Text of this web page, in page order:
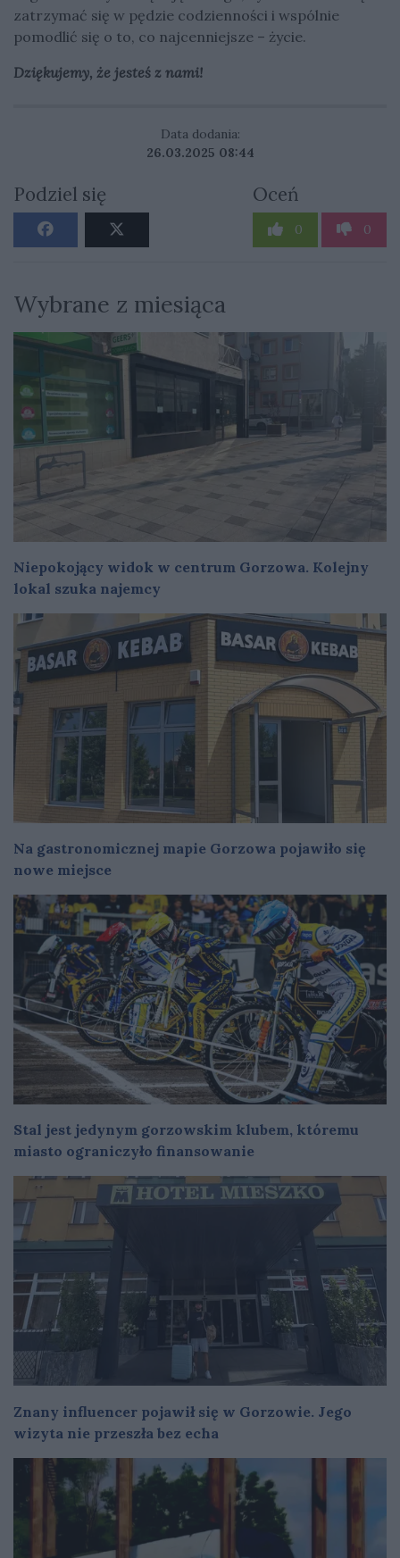
zatrzymać się w pędzie codzienności i wspólnie
pomodlić się o to, co najcenniejsze – życie.
Dziękujemy, że jesteś z nami!
Data dodania:
26.03.2025 08:44
Podziel się Oceń
0 0
Wybrane z miesiąca
Niepokojący widok w centrum Gorzowa. Kolejny
lokal szuka najemcy
Na gastronomicznej mapie Gorzowa pojawiło się
nowe miejsce
Stal jest jedynym gorzowskim klubem, któremu
miasto ograniczyło finansowanie
Znany influencer pojawił się w Gorzowie. Jego
wizyta nie przeszła bez echa